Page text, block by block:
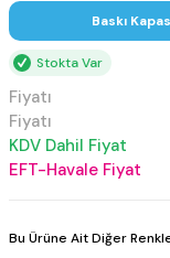
Baskı
Stokta Var
Fiyatı
Fiyatı
KDV Dahil Fiyat
EFT-Havale Fiyat
Bu Ürüne Ait Diğer